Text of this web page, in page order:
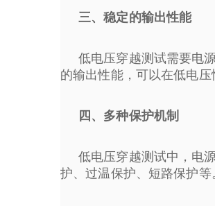
三、稳定的输出性能
低电压穿越测试需要电
的输出性能，可以在低电
四、多种保护机制
低电压穿越测试中，电
护、过温保护、短路保护